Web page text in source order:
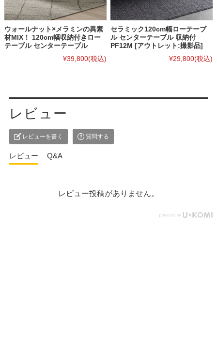
ウォールナット×メラミンの異素
材MIX！ 120cm幅収納付きロー
テーブル センターテーブル
¥39,800(税込)
セラミック120cm幅ローテーブ
ル センターテーブル 収納付
PF12M [アウトレット:撮影品]
¥29,800(税込)
レビュー
レビューを書く 質問する
レビュー Q&A
レビュー投稿がありません。